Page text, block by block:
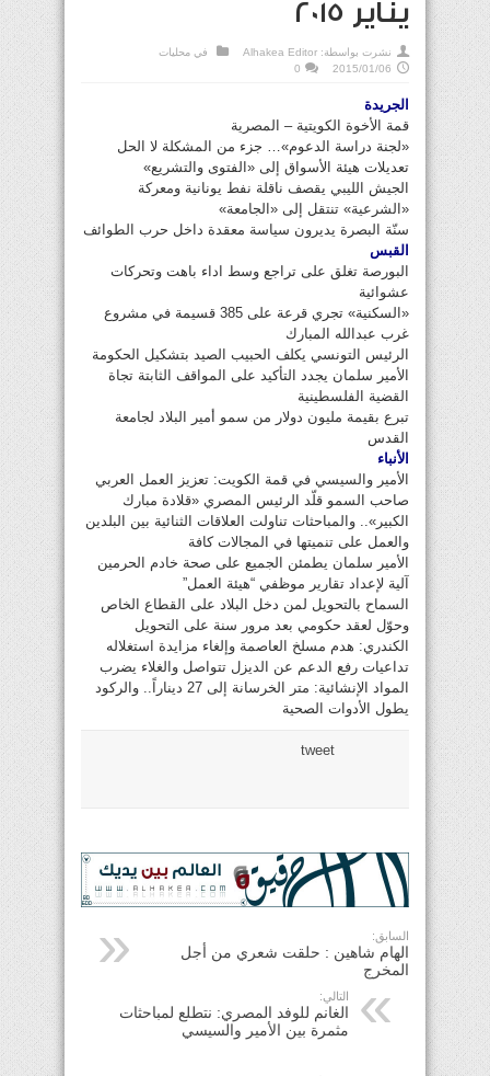
يناير 2015
نشرت بواسطة: Alhakea Editor في محليات
2015/01/06
0
الجريدة
قمة الأخوة الكويتية – المصرية
«لجنة دراسة الدعوم»… جزء من المشكلة لا الحل
تعديلات هيئة الأسواق إلى «الفتوى والتشريع»
الجيش الليبي يقصف ناقلة نفط يونانية ومعركة
«الشرعية» تنتقل إلى «الجامعة»
سنّة البصرة يديرون سياسة معقدة داخل حرب الطوائف
القبس
البورصة تغلق على تراجع وسط اداء باهت وتحركات
عشوائية
«السكنية» تجري قرعة على 385 قسيمة في مشروع
غرب عبدالله المبارك
الرئيس التونسي يكلف الحبيب الصيد بتشكيل الحكومة
الأمير سلمان يجدد التأكيد على المواقف الثابتة تجاة
القضية الفلسطينية
تبرع بقيمة مليون دولار من سمو أمير البلاد لجامعة
القدس
الأنباء
الأمير والسيسي في قمة الكويت: تعزيز العمل العربي
صاحب السمو قلّد الرئيس المصري «قلادة مبارك
الكبير».. والمباحثات تناولت العلاقات الثنائية بين البلدين
والعمل على تنميتها في المجالات كافة
الأمير سلمان يطمئن الجميع على صحة خادم الحرمين
آلية لإعداد تقارير موظفي “هيئة العمل”
السماح بالتحويل لمن دخل البلاد على القطاع الخاص
وحوّل لعقد حكومي بعد مرور سنة على التحويل
الكندري: هدم مسلخ العاصمة وإلغاء مزايدة استغلاله
تداعيات رفع الدعم عن الديزل تتواصل والغلاء يضرب
المواد الإنشائية: متر الخرسانة إلى 27 ديناراً.. والركود
يطول الأدوات الصحية
tweet
السابق:
الهام شاهين : حلقت شعري من أجل
المخرج
التالي:
الغانم للوفد المصري: نتطلع لمباحثات
مثمرة بين الأمير والسيسي